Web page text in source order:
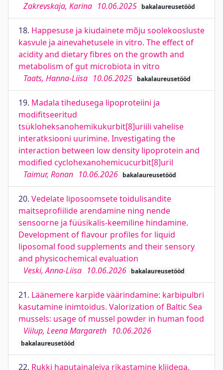
Zakrevskaja, Karina 10.06.2025 bakalaureusetööd
18. Happesuse ja kiudainete mõju soolekoosluste
kasvule ja ainevahetusele in vitro. The effect of
acidity and dietary fibres on the growth and
metabolism of gut microbiota in vitro
Taats, Hanna-Liisa 10.06.2025 bakalaureusetööd
19. Madala tihedusega lipoproteiini ja
modifitseeritud
tsükloheksanohemikukurbit[8]uriili vahelise
interatksiooni uurimine. Investigating the
interaction between low density lipoprotein and
modified cyclohexanohemicucurbit[8]uril
Taimur, Ronan 10.06.2026 bakalaureusetööd
20. Vedelate liposoomsete toidulisandite
maitseprofiilide arendamine ning nende
sensoorne ja füüsikalis-keemiline hindamine.
Development of flavour profiles for liquid
liposomal food supplements and their sensory
and physicochemical evaluation
Veski, Anna-Liisa 10.06.2026 bakalaureusetööd
21. Läänemere karpide väärindamine: karbipulbri
kasutamine inimtoidus. Valorization of Baltic Sea
mussels: usage of mussel powder in human food
Viilup, Leena Margareth 10.06.2026
bakalaureusetööd
22. Rukki haputainaleiva rikastamine kliidega.